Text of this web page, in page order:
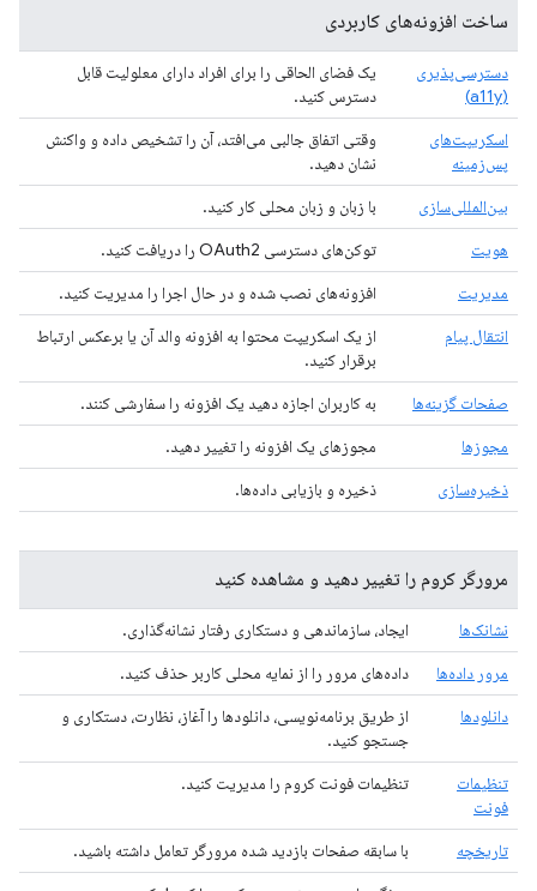
ساخت افزونه‌های کاربردی
دسترسی‌پذیری
(a11y)
یک فضای الحاقی را برای افراد دارای معلولیت قابل
دسترس کنید.
اسکریپت‌های
پس‌زمینه
وقتی اتفاق جالبی می‌افتد، آن را تشخیص داده و واکنش
نشان دهید.
بین‌المللی‌سازی
با زبان و زبان محلی کار کنید.
هویت
توکن‌های دسترسی OAuth2 را دریافت کنید.
مدیریت
افزونه‌های نصب شده و در حال اجرا را مدیریت کنید.
انتقال پیام
از یک اسکریپت محتوا به افزونه والد آن یا برعکس ارتباط
برقرار کنید.
صفحات گزینه‌ها
به کاربران اجازه دهید یک افزونه را سفارشی کنند.
مجوزها
مجوزهای یک افزونه را تغییر دهید.
ذخیره‌سازی
ذخیره و بازیابی داده‌ها.
مرورگر کروم را تغییر دهید و مشاهده کنید
نشانک‌ها
ایجاد، سازماندهی و دستکاری رفتار نشانه‌گذاری.
مرور داده‌ها
داده‌های مرور را از نمایه محلی کاربر حذف کنید.
دانلودها
از طریق برنامه‌نویسی، دانلودها را آغاز، نظارت، دستکاری و
جستجو کنید.
تنظیمات
فونت
تنظیمات فونت کروم را مدیریت کنید.
تاریخچه
با سابقه صفحات بازدید شده مرورگر تعامل داشته باشید.